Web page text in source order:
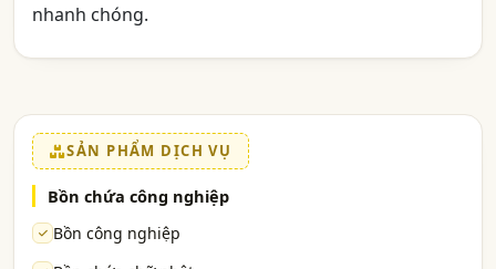
nhanh chóng.
SẢN PHẨM DỊCH VỤ
Bồn chứa công nghiệp
Bồn công nghiệp